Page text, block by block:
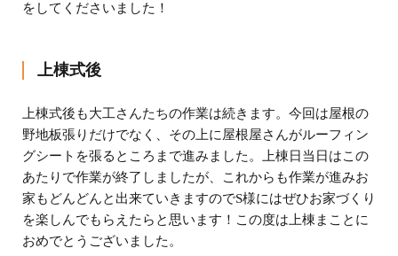
をしてくださいました！
上棟式後
上棟式後も大工さんたちの作業は続きます。今回は屋根の
野地板張りだけでなく、その上に屋根屋さんがルーフィン
グシートを張るところまで進みました。上棟日当日はこの
あたりで作業が終了しましたが、これからも作業が進みお
家もどんどんと出来ていきますのでS様にはぜひお家づくり
を楽しんでもらえたらと思います！この度は上棟まことに
おめでとうございました。